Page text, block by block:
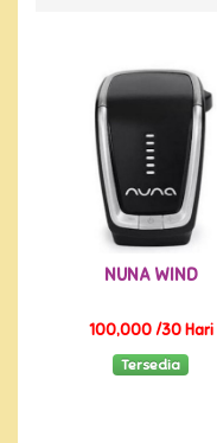
NUNA WIND
100,000 /30 Hari
Tersedia